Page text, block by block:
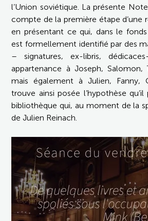
l’Union soviétique. La présente
compte de la première étape d’une
en présentant ce qui, dans le
est formellement identifié par des
– signatures, ex-libris,
appartenance à Joseph, Salomon,
mais également à Julien, Fanny,
trouve ainsi posée l’hypothèse qu’il
bibliothèque qui, au moment de la
de Julien Reinach.